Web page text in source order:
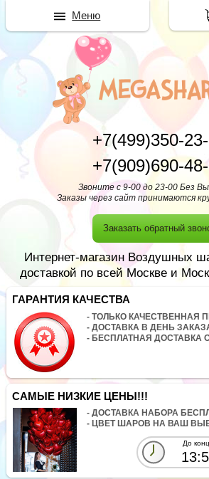
+7(499)350-
+7(909)690-
Звоните с 9-00 до 23-00 Без
Заказы через сайт принимаются
Заказать обратный
Интернет-магазин Воздушных
доставкой по всей Москве и
ГАРАНТИЯ КАЧЕСТВА
- ТОЛЬКО КАЧЕСТВЕННАЯ
- ДОСТАВКА В ДЕНЬ
- БЕСПЛАТНАЯ ДОСТАВКА
САМЫЕ НИЗКИЕ ЦЕНЫ!!!
- ДОСТАВКА НАБОРА
- ЦВЕТ ШАРОВ НА ВАШ
До
Меню